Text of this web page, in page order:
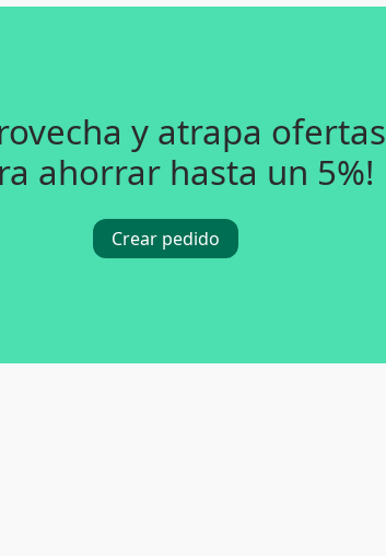
y atrapa ofertas
ahorrar hasta un 5%!
Crear pedido